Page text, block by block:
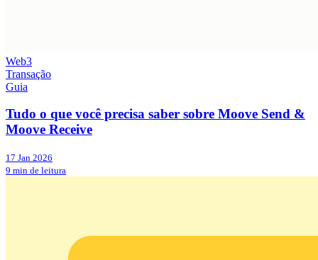
Web3
Transação
Guia
Tudo o que você precisa saber sobre Moove Send &
Moove Receive
17 Jan 2026
9 min de leitura